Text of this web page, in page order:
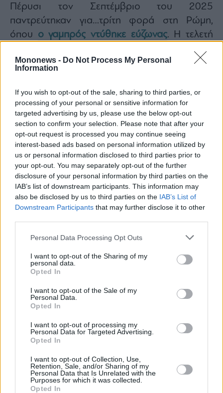
Mononews - Do Not Process My Personal
Information
If you wish to opt-out of the sale, sharing to third parties, or
processing of your personal or sensitive information for
targeted advertising by us, please use the below opt-out
section to confirm your selection. Please note that after your
opt-out request is processed you may continue seeing
interest-based ads based on personal information utilized by
us or personal information disclosed to third parties prior to
your opt-out. You may separately opt-out of the further
disclosure of your personal information by third parties on the
IAB’s list of downstream participants. This information may
also be disclosed by us to third parties on the IAB’s List of
Downstream Participants that may further disclose it to other
Personal Data Processing Opt Outs
I want to opt-out of the Sharing of my
personal data.
Opted In
I want to opt-out of the Sale of my
Personal Data.
Opted In
I want to opt-out of processing my
Personal Data for Targeted Advertising.
Opted In
I want to opt-out of Collection, Use,
Retention, Sale, and/or Sharing of my
Personal Data that Is Unrelated with the
Purposes for which it was collected.
Opted In
Πέρυσι τον Σεπτέμβριο του 2025
παντρεύτηκαν για…τρίτη φορά στη Ρώμη,
όπου ο γαμπρός ντύθηκε εύζωνας. Η τελετή
Piazza della Minerva, παρουσία συγγενών και
Διαβάστε επίσης:
Ο Νικόλας Νιάρχος πήγε ντυμένος… εύζωνας
στον αναγεννησιακό γάμο του στην Ιταλία
Νικόλας Χατζηγιάννης – Χριστίνα Λιβανού:
Παραμυθένιος γάμος στο Λονδίνο